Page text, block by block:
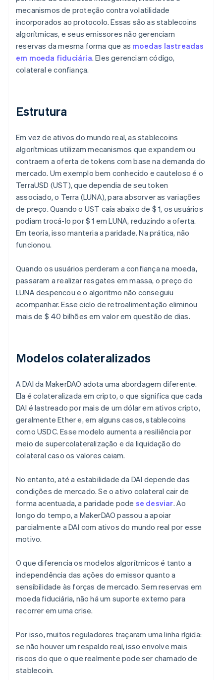
mecanismos de proteção contra volatilidade
incorporados ao protocolo. Essas são as stablecoins
algorítmicas, e seus emissores não gerenciam
reservas da mesma forma que as moedas lastreadas
em moeda fiduciária. Eles gerenciam código,
colateral e confiança.
Estrutura
Em vez de ativos do mundo real, as stablecoins
algorítmicas utilizam mecanismos que expandem ou
contraem a oferta de tokens com base na demanda do
mercado. Um exemplo bem conhecido e cauteloso é o
TerraUSD (UST), que dependia de seu token
associado, o Terra (LUNA), para absorver as variações
de preço. Quando o UST caía abaixo de $ 1, os usuários
podiam trocá-lo por $ 1 em LUNA, reduzindo a oferta.
Em teoria, isso manteria a paridade. Na prática, não
funcionou.
Quando os usuários perderam a confiança na moeda,
passaram a realizar resgates em massa, o preço do
LUNA despencou e o algoritmo não conseguiu
acompanhar. Esse ciclo de retroalimentação eliminou
mais de $ 40 bilhões em valor em questão de dias.
Modelos colateralizados
A DAI da MakerDAO adota uma abordagem diferente.
Ela é colateralizada em cripto, o que significa que cada
DAI é lastreado por mais de um dólar em ativos cripto,
geralmente Ether e, em alguns casos, stablecoins
como USDC. Esse modelo aumenta a resiliência por
meio de supercolateralização e da liquidação do
colateral caso os valores caiam.
No entanto, até a estabilidade da DAI depende das
condições de mercado. Se o ativo colateral cair de
forma acentuada, a paridade pode se desviar. Ao
longo do tempo, a MakerDAO passou a apoiar
parcialmente a DAI com ativos do mundo real por esse
motivo.
O que diferencia os modelos algorítmicos é tanto a
independência das ações do emissor quanto a
sensibilidade às forças de mercado. Sem reservas em
moeda fiduciária, não há um suporte externo para
recorrer em uma crise.
Por isso, muitos reguladores traçaram uma linha rígida:
se não houver um respaldo real, isso envolve mais
riscos do que o que realmente pode ser chamado de
stablecoin.